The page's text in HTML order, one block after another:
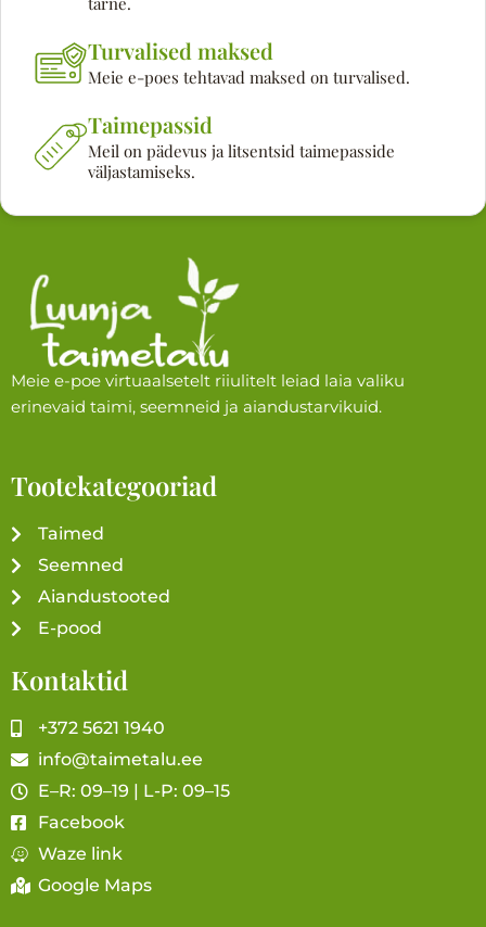
Turvalised maksed
Meie e-poes tehtavad maksed on turvalised.
Taimepassid
Meil on pädevus ja litsentsid taimepasside
väljastamiseks.
Meie e-poe virtuaalsetelt riiulitelt leiad laia valiku
erinevaid taimi, seemneid ja aiandustarvikuid.
Tootekategooriad
Taimed
Seemned
Aiandustooted
E-pood
Kontaktid
+372 5621 1940
info@taimetalu.ee
E–R: 09–19 | L-P: 09–15
Facebook
Waze link
Google Maps